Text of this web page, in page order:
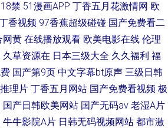
禁 51漫画APP 丁香五月花激情网 欧
香视频 97香蕉超级碰碰 国产免费看二
网黄 在线播放观看 欧美电影在线 伦理
久草资源在 日本三级大全 久久福利 福
国产第9页 中文字幕bt原声 三级日韩
理片 丁香五月网站 国产免费看视频 极
国产日韩欧美网站 国产无码av 老湿A片
牛牛影院A片 日韩无码视频网站 都市激